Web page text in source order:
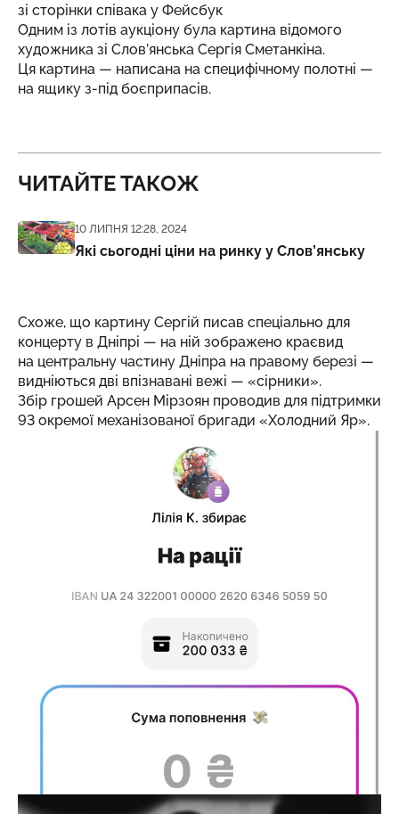
зі сторінки співака у Фейсбук
Одним із лотів аукціону була картина відомого
художника зі Слов’янська Сергія Сметанкіна.
Ця картина — написана на специфічному полотні —
на ящику з-під боєприпасів.
ЧИТАЙТЕ ТАКОЖ
Дата публікації
10 ЛИПНЯ 12:28, 2024
Які сьогодні ціни на ринку у Слов’янську
Схоже, що картину Сергій писав спеціально для
концерту в Дніпрі — на ній зображено краєвид
на центральну частину Дніпра на правому березі —
видніються дві впізнавані вежі — «сірники».
Збір грошей Арсен Мірзоян проводив для підтримки
93 окремої механізованої бригади «Холодний Яр».